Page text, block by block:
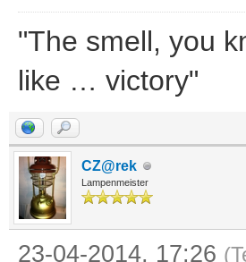
"The smell, you
like … victory"
CZ@rek
Lampenmeister
23-04-2014, 17:26